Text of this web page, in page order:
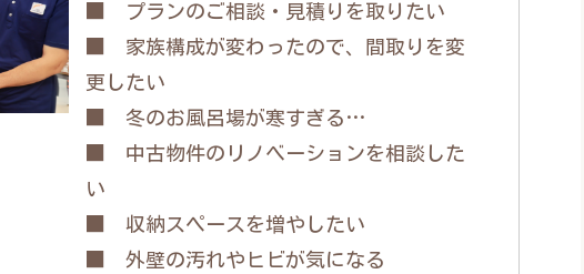
■ プランのご相談・見積りを取りたい
■ 家族構成が変わったので、間取りを変
更したい
■ 冬のお風呂場が寒すぎる…
■ 中古物件のリノベーションを相談した
い
■ 収納スペースを増やしたい
■ 外壁の汚れやヒビが気になる